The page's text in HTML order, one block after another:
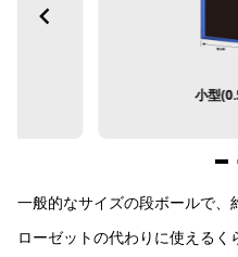
小型
1
of
一般的なサイズの段ボールで
ローゼットの代わりに使える